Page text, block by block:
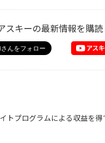
スキーの最新情報を購読
トプログラムによる収益を